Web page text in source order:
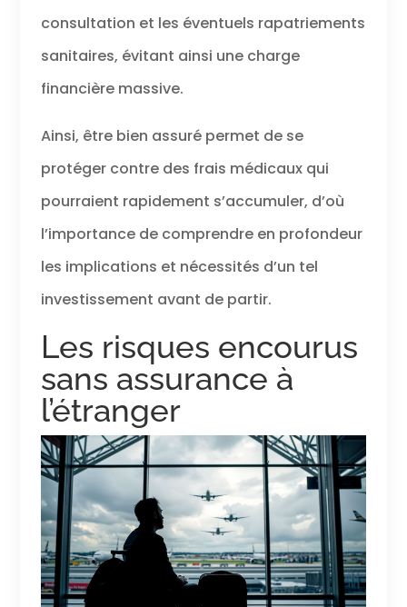
consultation et les éventuels rapatriements
sanitaires, évitant ainsi une charge
financière massive.
Ainsi, être bien assuré permet de se
protéger contre des frais médicaux qui
pourraient rapidement s’accumuler, d’où
l’importance de comprendre en profondeur
les implications et nécessités d’un tel
investissement avant de partir.
Les risques encourus
sans assurance à
l’étranger